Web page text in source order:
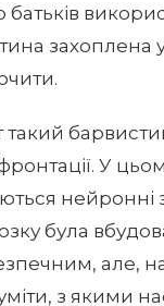
батьків
такий
У
нейронні
була
але,
з якими